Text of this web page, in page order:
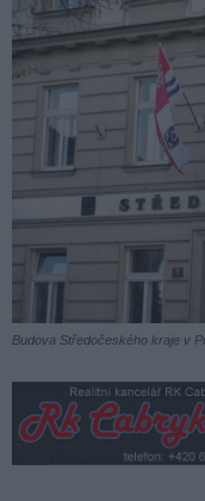
Budova Středočeského kraje v